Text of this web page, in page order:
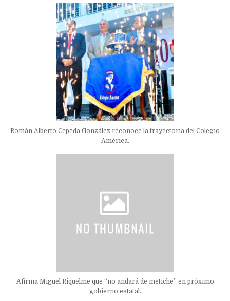
Román Alberto Cepeda González reconoce la trayectoria del Colegio
América.
Afirma Miguel Riquelme que “no andará de metiche” en próximo
gobierno estatal.